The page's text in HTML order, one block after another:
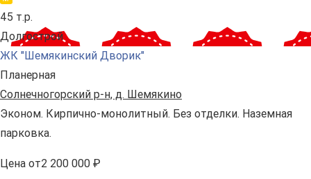
45 т.р.
Долгострой
ЖК "Шемякинский Дворик"
Планерная
Солнечногорский р-н, д. Шемякино
Эконом. Кирпично-монолитный. Без отделки. Наземная
парковка.
Цена от2 200 000 ₽